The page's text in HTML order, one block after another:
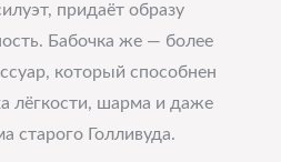
придаёт образу
Бабочка же — более
который способнен
лёгкости, шарма и даже
старого Голливуда.